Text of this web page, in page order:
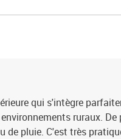
qui s'intègre
ruraux.
de pluie. C'est très